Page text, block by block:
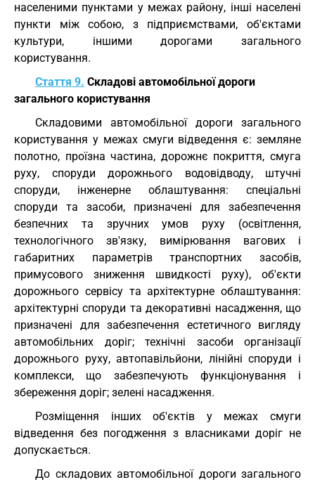
населеними пунктами у межах району, інші населені
пункти між собою, з підприємствами, об'єктами
культури, іншими дорогами загального
користування.
Стаття 9. Складові автомобільної дороги
загального користування
Складовими автомобільної дороги загального
користування у межах смуги відведення є: земляне
полотно, проїзна частина, дорожнє покриття, смуга
руху, споруди дорожнього водовідводу, штучні
споруди, інженерне облаштування: спеціальні
споруди та засоби, призначені для забезпечення
безпечних та зручних умов руху (освітлення,
технологічного зв'язку, вимірювання вагових і
габаритних параметрів транспортних засобів,
примусового зниження швидкості руху), об'єкти
дорожнього сервісу та архітектурне облаштування:
архітектурні споруди та декоративні насадження, що
призначені для забезпечення естетичного вигляду
автомобільних доріг; технічні засоби організації
дорожнього руху, автопавільйони, лінійні споруди і
комплекси, що забезпечують функціонування і
збереження доріг; зелені насадження.
Розміщення інших об'єктів у межах смуги
відведення без погодження з власниками доріг не
допускається.
До складових автомобільної дороги загального